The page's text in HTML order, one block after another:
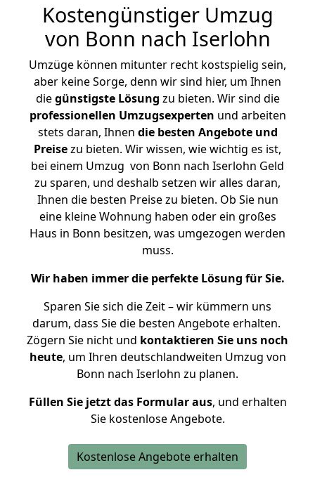
Kostengünstiger Umzug
von Bonn nach Iserlohn
Umzüge können mitunter recht kostspielig sein,
aber keine Sorge, denn wir sind hier, um Ihnen
diegünstigste Lösung zu bieten. Wir sind die
professionellen Umzugsexperten und arbeiten
stets daran, Ihnen die besten Angebote und
Preisezu bieten. Wir wissen, wie wichtig es ist,
bei einem Umzug von Bonn nach Iserlohn Geld
zu sparen, und deshalb setzen wir alles daran,
Ihnen die besten Preise zu bieten. Ob Sie nun
eine kleine Wohnung haben oder ein großes
Haus in Bonn besitzen, was umgezogen werden
muss.
Wir haben immer die perfekte Lösung für Sie.
Sparen Sie sich die Zeit – wir kümmern uns
darum, dass Sie die besten Angebote erhalten.
Zögern Sie nicht und kontaktieren Sie uns noch
heute, um Ihren deutschlandweiten Umzug von
Bonn nach Iserlohn zu planen.
Füllen Sie jetzt das Formular aus, und erhalten
Sie kostenlose Angebote.
Kostenlose Angebote erhalten